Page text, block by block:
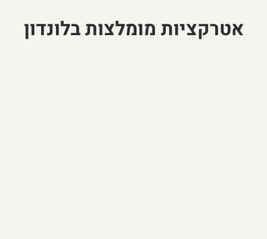
אטרקציות מומלצות בלונדון